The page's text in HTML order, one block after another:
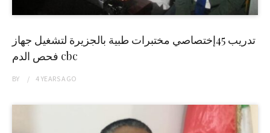
تدريب 45إختصاصي مختبرات طبية بالجزيرة لتشغيل جهاز
فحص الدم cbc
BY 4 YEARSAGO